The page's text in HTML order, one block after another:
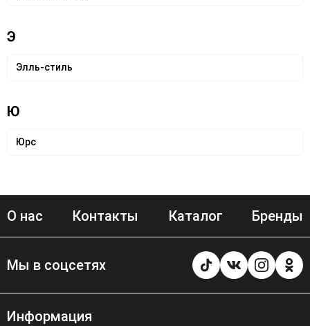
Э
Элль-стиль
Ю
Юрс
О нас Контакты Каталог Бренды
Мы в соцсетях
Информация